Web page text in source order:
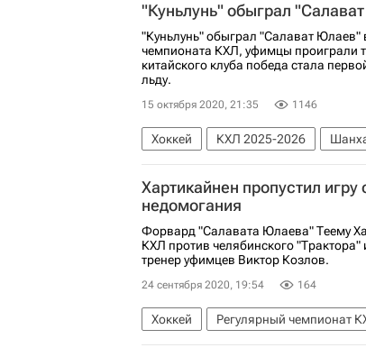
"Куньлунь" обыграл
"Куньлунь" обыграл "Салават Юлаев"
чемпионата КХЛ, уфимцы проиграли
китайского клуба победа стала
льду.
15 октября 2020, 21:35 1146
Хоккей КХЛ 2025-2026
Хартикайнен пропустил
недомогания
Форвард "Салавата Юлаева" Теему
КХЛ против челябинского
тренер уфимцев Виктор Козлов.
24 сентября 2020, 19:54 164
Хоккей Регулярный чемпионат
Салават Юлаев
Трактор